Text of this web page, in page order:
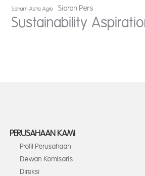
Saham Astra Agro Siaran Pers
Sustainability
PERUSAHAAN KAMI
Profil Perusahaan
Dewan Komisaris
Direksi